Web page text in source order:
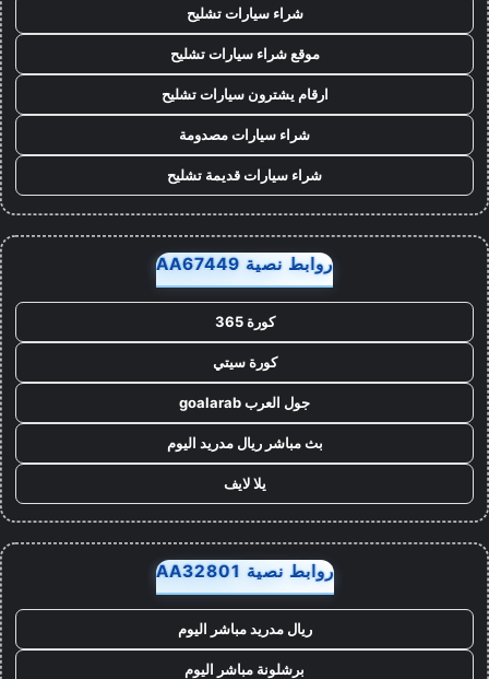
شراء سيارات تشليح
موقع شراء سيارات تشليح
ارقام يشترون سيارات تشليح
شراء سيارات مصدومة
شراء سيارات قديمة تشليح
روابط نصية AA67449
كورة 365
كورة سيتي
جول العرب goalarab
بث مباشر ريال مدريد اليوم
يلا لايف
روابط نصية AA32801
ريال مدريد مباشر اليوم
برشلونة مباشر اليوم